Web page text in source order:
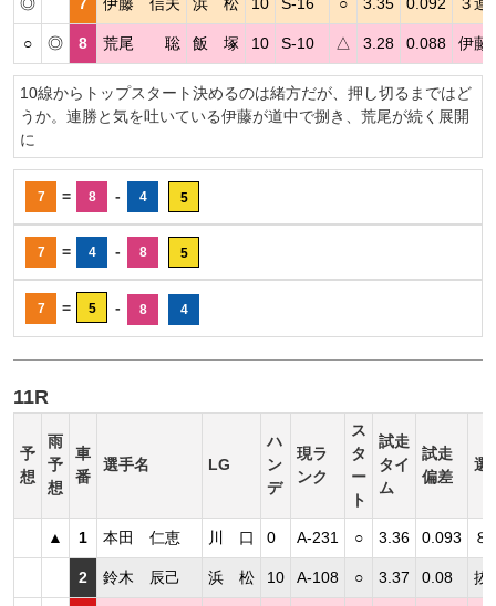
○ ◎ 8 荒尾 聡 飯 塚 10 S-10 △ 3.28 0.088 伊藤
10線からトップスタート決めるのは緒方だが、押し切るまではど
うか。連勝と気を吐いている伊藤が道中で捌き、荒尾が続く展開
に
7 = 8 - 4 5
7 = 4 - 8 5
7 = 5 - 8 4
11R
予
想
雨
予
想
車
番
選手名 LG
ハ
ン
デ
現ラ
ンク
ス
タ
ー
ト
試走
タイ
ム
試走
偏差
選
▲ 1 本田 仁恵 川 口 0 A-231 ○ 3.36 0.093 ８
2 鈴木 辰己 浜 松 10 A-108 ○ 3.37 0.08 抜